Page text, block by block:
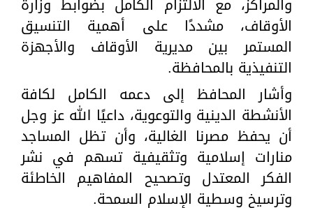
الأوقاف، مشددًا على أهمية التنسيق
المستمر بين مديرية الأوقاف والأجهزة
التنفيذية بالمحافظة.
وأشار المحافظ إلى دعمه الكامل لكافة
الأنشطة الدينية والتوعوية، داعيًا الله عز وجل
أن يحفظ مصرنا الغالية، وأن تظل المساجد
منارات إسلامية وتثقيفية تسهم في نشر
الفكر المعتدل وتصحيح المفاهيم الخاطئة
وترسيخ وسطية الإسلام السمحة.